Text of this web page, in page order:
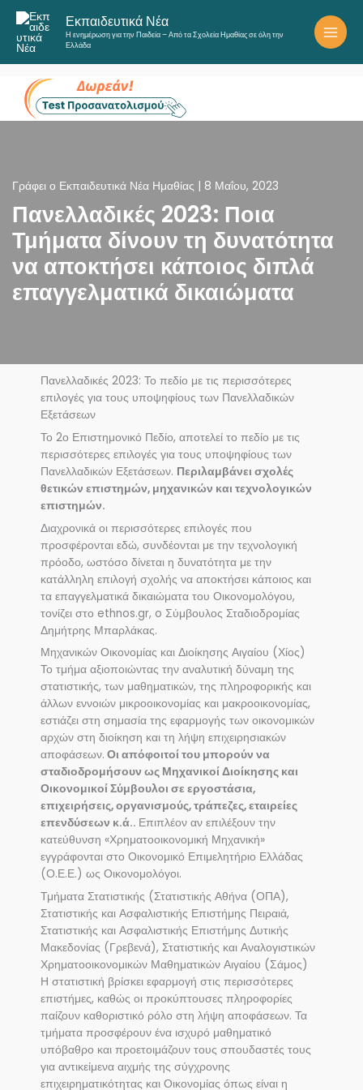
Μετάβαση
στο
περιεχόμενο
Εκπαιδευτικά Νέα
Η ενημέρωση για την Παιδεία – Από τα Σχολεία Ημαθίας σε όλη την
Ελλάδα
Γράφει ο Εκπαιδευτικά Νέα Ημαθίας 8 Μαΐου, 2023
Πανελλαδικές 2023: Ποια
Τμήματα δίνουν τη δυνατότητα
να αποκτήσει κάποιος διπλά
επαγγελματικά δικαιώματα
Πανελλαδικές 2023: Το πεδίο με τις περισσότερες
επιλογές για τους υποψηφίους των Πανελλαδικών
Εξετάσεων
Το 2ο Επιστημονικό Πεδίο, αποτελεί το πεδίο με τις
περισσότερες επιλογές για τους υποψηφίους των
Πανελλαδικών Εξετάσεων. Περιλαμβάνει σχολές
θετικών επιστημών, μηχανικών και τεχνολογικών
επιστημών.
Διαχρονικά οι περισσότερες επιλογές που
προσφέρονται εδώ, συνδέονται με την τεχνολογική
πρόοδο, ωστόσο δίνεται η δυνατότητα με την
κατάλληλη επιλογή σχολής να αποκτήσει κάποιος και
τα επαγγελματικά δικαιώματα του Οικονομολόγου,
τονίζει στο ethnos.gr, o Σύμβουλος Σταδιοδρομίας
Δημήτρης Μπαρλάκας.
Μηχανικών Οικονομίας και Διοίκησης Αιγαίου (Χίος)
Το τμήμα αξιοποιώντας την αναλυτική δύναμη της
στατιστικής, των μαθηματικών, της πληροφορικής και
άλλων εννοιών μικροοικονομίας και μακροοικονομίας,
εστιάζει στη σημασία της εφαρμογής των οικονομικών
αρχών στη διοίκηση και τη λήψη επιχειρησιακών
αποφάσεων. Οι απόφοιτοί του μπορούν να
σταδιοδρομήσουν ως Μηχανικοί Διοίκησης και
Οικονομικοί Σύμβουλοι σε εργοστάσια,
επιχειρήσεις, οργανισμούς, τράπεζες, εταιρείες
επενδύσεων κ.ά.. Επιπλέον αν επιλέξουν την
κατεύθυνση «Χρηματοοικονομική Μηχανική»
εγγράφονται στο Οικονομικό Επιμελητήριο Ελλάδας
(Ο.Ε.Ε.) ως Οικονομολόγοι.
Τμήματα Στατιστικής (Στατιστικής Αθήνα (ΟΠΑ),
Στατιστικής και Ασφαλιστικής Επιστήμης Πειραιά,
Στατιστικής και Ασφαλιστικής Επιστήμης Δυτικής
Μακεδονίας (Γρεβενά), Στατιστικής και Αναλογιστικών
Χρηματοοικονομικών Μαθηματικών Αιγαίου (Σάμος)
Η στατιστική βρίσκει εφαρμογή στις περισσότερες
επιστήμες, καθώς οι προκύπτουσες πληροφορίες
παίζουν καθοριστικό ρόλο στη λήψη αποφάσεων. Τα
τμήματα προσφέρουν ένα ισχυρό μαθηματικό
υπόβαθρο και προετοιμάζουν τους σπουδαστές τους
για αντικείμενα αιχμής της σύγχρονης
επιχειρηματικότητας και Οικονομίας όπως είναι η